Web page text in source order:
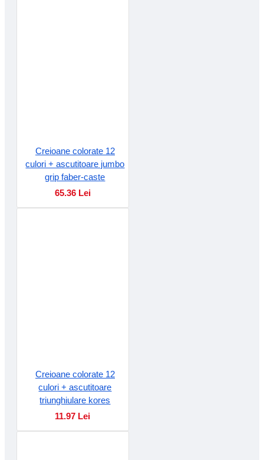
Creioane colorate 12
culori + ascutitoare jumbo
grip faber-caste
65.36 Lei
Creioane colorate 12
culori + ascutitoare
triunghiulare kores
11.97 Lei